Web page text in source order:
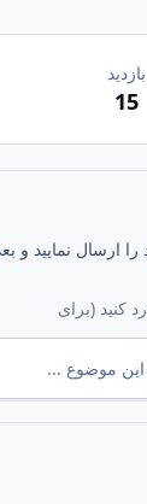
بازدید
15
ارسال نمایید و
این موضوع ...